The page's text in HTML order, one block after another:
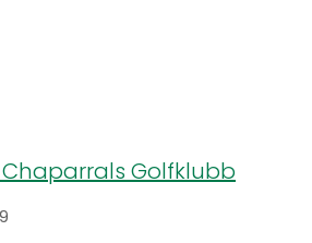
Chaparrals Golfklubb